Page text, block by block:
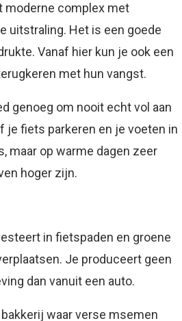
moderne complex met
uitstraling. Het is een goede
Vanaf hier kun je ook een
met hun vangst.
genoeg om nooit echt vol aan
je fiets parkeren en je voeten in
maar op warme dagen zeer
hoger zijn.
in fietspaden en groene
Je produceert geen
dan vanuit een auto.
waar verse msemen